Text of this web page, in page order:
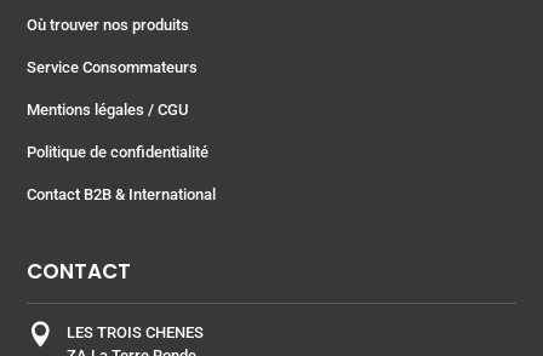
Où trouver nos produits
Service Consommateurs
Mentions légales / CGU
Politique de confidentialité
Contact B2B & International
CONTACT

LES TROIS CHENES